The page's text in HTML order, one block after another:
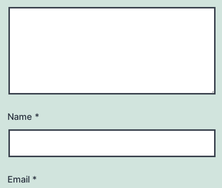
Name *
Email *